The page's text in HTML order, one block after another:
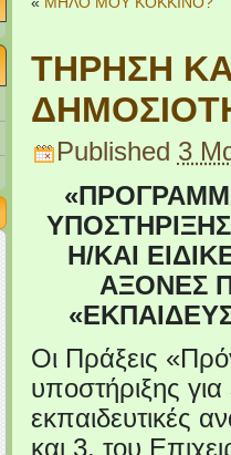
ΤΗΡΗΣΗ
Published 3
Η/ΚΑΙ
ΑΞΟΝΕΣ
Οι Πράξεις
υποστήριξης
εκπαιδευτικές
και 3, του